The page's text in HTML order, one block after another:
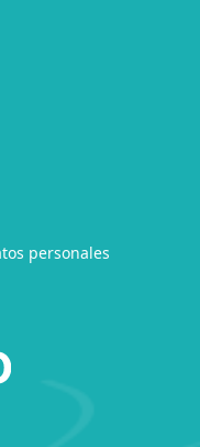
personales